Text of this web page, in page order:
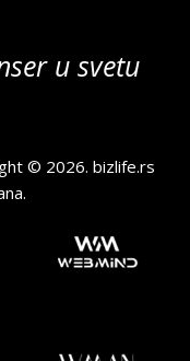
u svetu
© 2026.bizlife.rs